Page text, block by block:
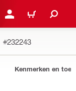
LOG IN OF REGISTREER
WINKELWAGEN
#232243
Kenmerken en